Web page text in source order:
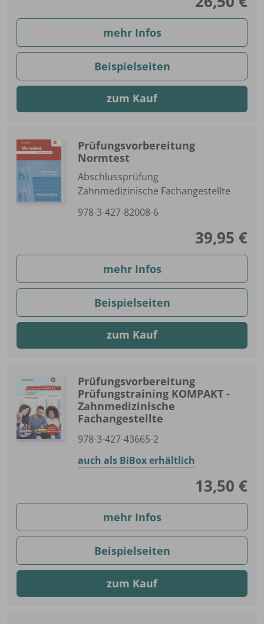
mehr Infos
Beispielseiten
zum Kauf
Prüfungsvorbereitung
Normtest
Abschlussprüfung
Zahnmedizinische Fachangestellte
978-3-427-82008-6
39,95 €
mehr Infos
Beispielseiten
zum Kauf
Prüfungsvorbereitung
Prüfungstraining KOMPAKT -
Zahnmedizinische
Fachangestellte
978-3-427-43665-2
auch als BiBox erhältlich
13,50 €
mehr Infos
Beispielseiten
zum Kauf